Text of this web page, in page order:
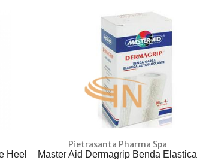
Heel
Pietrasanta Pharma Spa
Master Aid Dermagrip Benda Elastica